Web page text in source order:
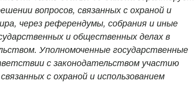
вопросов, связанных с охраной и
через референдумы, собрания и иные
и общественных делах в
Уполномоченные государственные
с законодательством участию
с охраной и использованием